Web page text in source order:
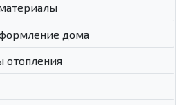
дома
отопления